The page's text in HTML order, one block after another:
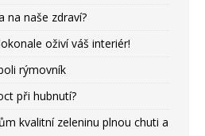
na naše zdraví?
oživí váš interiér!
rýmovník
při hubnutí?
kvalitní zeleninu plnou chuti a